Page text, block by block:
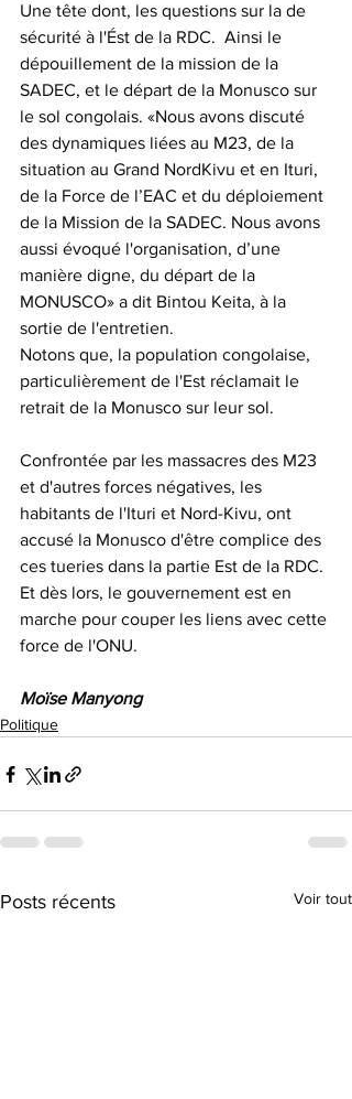
Une tête dont, les questions sur la de
sécurité à l'Ést de la RDC.  Ainsi le
dépouillement de la mission de la
SADEC, et le départ de la Monusco sur
le sol congolais. «Nous avons discuté
des dynamiques liées au M23, de la
situation au Grand NordKivu et en Ituri,
de la Force de l’EAC et du déploiement
de la Mission de la SADEC. Nous avons
aussi évoqué l'organisation, d’une
manière digne, du départ de la
MONUSCO» a dit Bintou Keita, à la
sortie de l'entretien.
Notons que, la population congolaise,
particulièrement de l'Est réclamait le
retrait de la Monusco sur leur sol.
Confrontée par les massacres des M23
et d'autres forces négatives, les
habitants de l'Ituri et Nord-Kivu, ont
accusé la Monusco d'être complice des
ces tueries dans la partie Est de la RDC.
Et dès lors, le gouvernement est en
marche pour couper les liens avec cette
force de l'ONU.
Moïse Manyong
Politique
Posts récents Voir tout